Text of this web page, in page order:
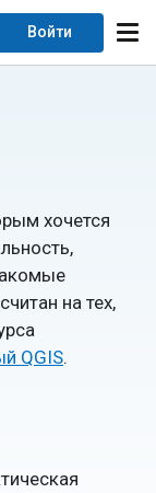
Войти
хочется
на тех,
QGIS.